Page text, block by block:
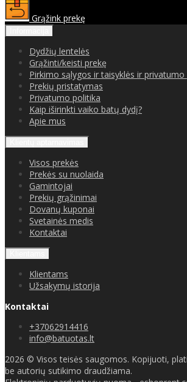
Grąžink prekę
Dydžių lentelės
Grąžinti/keisti prekę
Pirkimo sąlygos ir taisyklės ir privatumo
Prekių pristatymas
Privatumo politika
Kaip iširinkti vaiko batų dydį?
Apie mus
Visos prekės
Prekės su nuolaida
Gamintojai
Prekių grąžinimai
Dovanų kuponai
Svetainės medis
Kontaktai
Klientams
Užsakymų istorija
Kontaktai
+37062914416
info@batuotas.lt
2026 © Visos teisės saugomos. Kopijuoti,
be autorių sutikimo draudžiama.